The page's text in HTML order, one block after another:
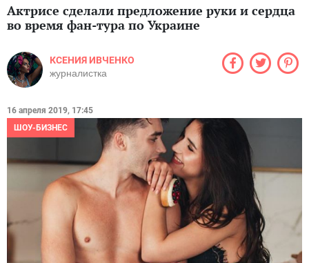
Актрисе сделали предложение руки и сердца
во время фан-тура по Украине
КСЕНИЯ ИВЧЕНКО
журналистка
16 апреля 2019, 17:45
ШОУ-БИЗНЕС